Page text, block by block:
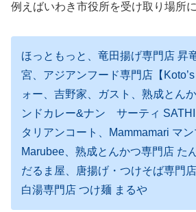
例えばいわき市役所を受け取り場所
ほっともっと、竜田揚げ専門店 昇
宮、アジアンフード専門店【
ォー、吉野家、ガスト、熟成とん
ンドカレー&ナン サーティ SATHI
タリアンコート、Mammamari マン
Marubee、熟成とんかつ専門店 た
だるま屋、唐揚げ・つけそば専門
白湯専門店 つけ麺 まるや